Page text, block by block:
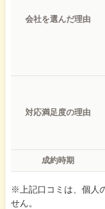
会社を選んだ理由
対応満足度の理由
成約時期
※上記口コミは、個人
せん。